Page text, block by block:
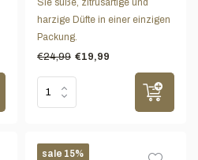
Sie süße, zitrusartige und
harzige Düfte in einer einzigen
Packung.
€24,99 €19,99
sale 15%